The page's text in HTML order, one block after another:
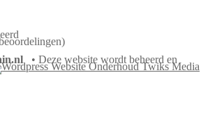
• Deze website wordt beheerd en